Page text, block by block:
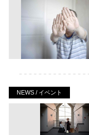
NEWS / イベント